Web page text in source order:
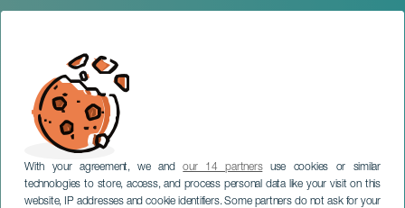
With your agreement, we andour 14 partnersuse cookies or similar
technologies to store, access, and process personal data like your visit on this
website, IP addresses and cookie identifiers. Some partners do not ask for your